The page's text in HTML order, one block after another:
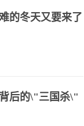
的冬天又要来了
后的\"三国杀\"